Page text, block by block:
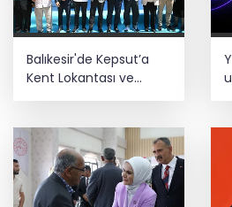
Balıkesir'de Kepsut’a
Kent Lokantası ve
altyapı desteği